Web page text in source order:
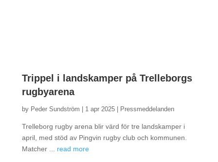
Trippel i landskamper på Trelleborgs
rugbyarena
by Peder Sundström 1 apr 2025 | Pressmeddelanden
Trelleborg rugby arena blir värd för tre landskamper i
april, med stöd av Pingvin rugby club och kommunen.
Matcher ... read more